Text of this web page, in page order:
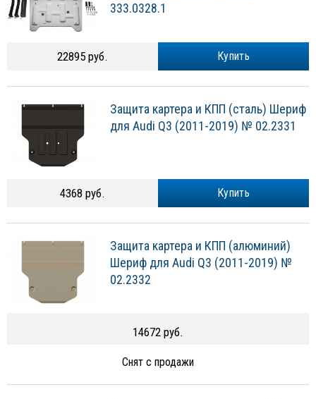
333.0328.1
Купить
22895 руб.
Защита картера и КПП (сталь) Шериф
для Audi Q3 (2011-2019) № 02.2331
Купить
4368 руб.
Защита картера и КПП (алюминий)
Шериф для Audi Q3 (2011-2019) №
02.2332
14672 руб.
Снят с продажи